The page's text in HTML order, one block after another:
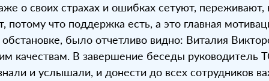
о своих страхах и ошибках сетуют, переживают,
потому что поддержка есть, а это главная
было отчетливо видно: Виталия
качествам. В завершение беседы
и услышали, и донести до всех сотрудников